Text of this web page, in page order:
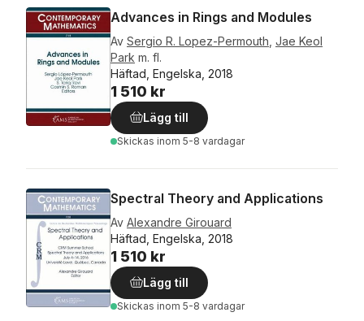
Advances in Rings and Modules
Av Sergio R. Lopez-Permouth Jae Keol
Park m. fl.
Häftad, Engelska, 2018
1 510 kr
Lägg till
Skickas inom 5-8 vardagar
Spectral Theory and Applications
Av Alexandre Girouard
Häftad, Engelska, 2018
1 510 kr
Lägg till
Skickas inom 5-8 vardagar